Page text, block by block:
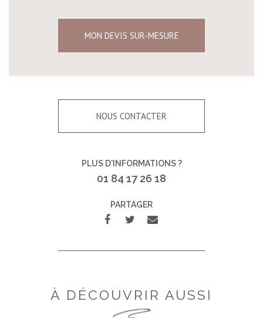
MON DEVIS SUR-MESURE
NOUS CONTACTER
PLUS D'INFORMATIONS ?
01 84 17 26 18
PARTAGER
À DÉCOUVRIR AUSSI